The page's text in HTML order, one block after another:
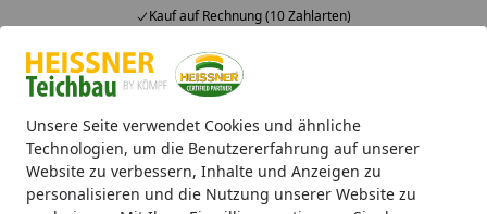
Unsere Seite verwendet Cookies und ähnliche
Technologien, um die Benutzererfahrung auf unserer
Website zu verbessern, Inhalte und Anzeigen zu
personalisieren und die Nutzung unserer Website zu
Kauf auf Rechnung (10 Zahlarten)
Alle Produkte
Mein Konto
Suchen
Startseite
Poolwelt Zubehör & Technik Solarduschen